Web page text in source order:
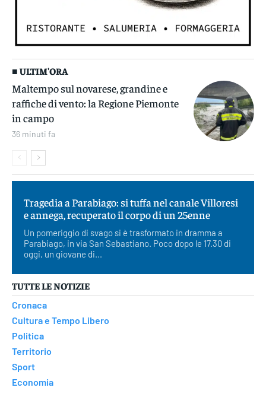
■ ULTIM'ORA
Maltempo sul novarese, grandine e
raffiche di vento: la Regione Piemonte
in campo
36 minuti fa
Tragedia a Parabiago: si tuffa nel canale Villoresi
e annega, recuperato il corpo di un 25enne
Un pomeriggio di svago si è trasformato in dramma a
Parabiago, in via San Sebastiano. Poco dopo le 17.30 di
oggi, un giovane di...
TUTTE LE NOTIZIE
Cronaca
Cultura e Tempo Libero
Politica
Territorio
Sport
Economia